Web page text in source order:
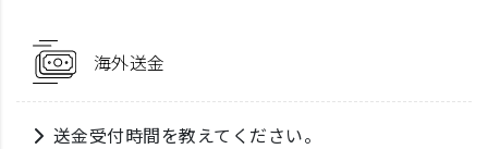
海外送金
送金受付時間を教えてください。